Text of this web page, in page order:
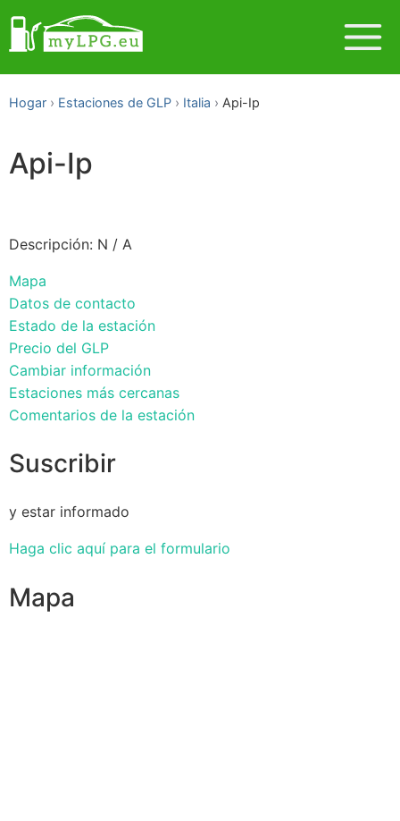
Hogar Estaciones de GLP Italia Api-Ip
Api-Ip
Descripción: N / A
Mapa
Datos de contacto
Estado de la estación
Precio del GLP
Cambiar información
Estaciones más cercanas
Comentarios de la estación
Suscribir
y estar informado
Haga clic aquí para el formulario
Mapa